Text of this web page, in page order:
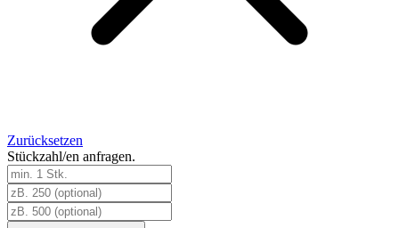
Zurücksetzen
Stückzahl/en anfragen.
aufblasbare
Theke
square
Menge